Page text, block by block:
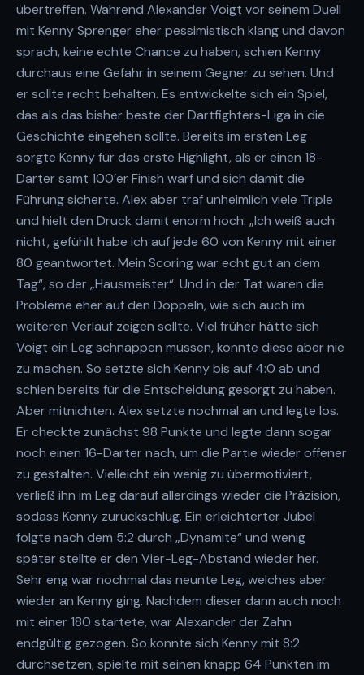
übertreffen. Während Alexander Voigt vor seinem Duell
mit Kenny Sprenger eher pessimistisch klang und davon
sprach, keine echte Chance zu haben, schien Kenny
durchaus eine Gefahr in seinem Gegner zu sehen. Und
er sollte recht behalten. Es entwickelte sich ein Spiel,
das als das bisher beste der Dartfighters-Liga in die
Geschichte eingehen sollte. Bereits im ersten Leg
sorgte Kenny für das erste Highlight, als er einen 18-
Darter samt 100’er Finish warf und sich damit die
Führung sicherte. Alex aber traf unheimlich viele Triple
und hielt den Druck damit enorm hoch. „Ich weiß auch
nicht, gefühlt habe ich auf jede 60 von Kenny mit einer
80 geantwortet. Mein Scoring war echt gut an dem
Tag“, so der „Hausmeister“. Und in der Tat waren die
Probleme eher auf den Doppeln, wie sich auch im
weiteren Verlauf zeigen sollte. Viel früher hätte sich
Voigt ein Leg schnappen müssen, konnte diese aber nie
zu machen. So setzte sich Kenny bis auf 4:0 ab und
schien bereits für die Entscheidung gesorgt zu haben.
Aber mitnichten. Alex setzte nochmal an und legte los.
Er checkte zunächst 98 Punkte und legte dann sogar
noch einen 16-Darter nach, um die Partie wieder offener
zu gestalten. Vielleicht ein wenig zu übermotiviert,
verließ ihn im Leg darauf allerdings wieder die Präzision,
sodass Kenny zurückschlug. Ein erleichterter Jubel
folgte nach dem 5:2 durch „Dynamite“ und wenig
später stellte er den Vier-Leg-Abstand wieder her.
Sehr eng war nochmal das neunte Leg, welches aber
wieder an Kenny ging. Nachdem dieser dann auch noch
mit einer 180 startete, war Alexander der Zahn
endgültig gezogen. So konnte sich Kenny mit 8:2
durchsetzen, spielte mit seinen knapp 64 Punkten im